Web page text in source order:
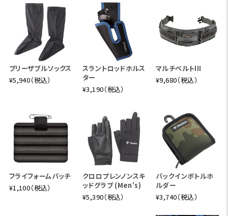
ブリーザブルソックス
¥5,940（税込）
スラントロッドホルス
ター
¥3,190（税込）
マルチベルトIII
¥9,680（税込）
フライフォームパッチ
¥1,100（税込）
クロロプレンノンスキ
ッドグラブ (Men's)
¥5,390（税込）
パックインボトルホ
ルダー
¥3,740（税込）